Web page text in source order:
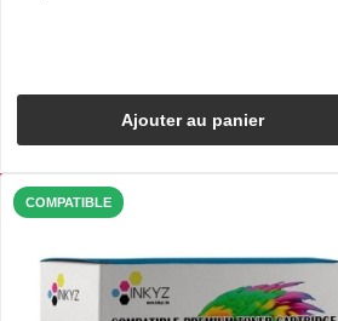
Ajouter au panier
COMPATIBLE